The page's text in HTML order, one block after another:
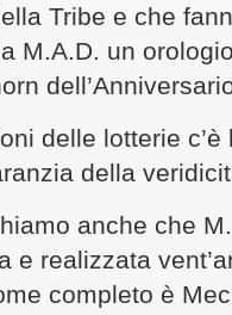
Tribe e che
M.A.D. un
delle lotterie c’è
della
anche che
e realizzata
completo è